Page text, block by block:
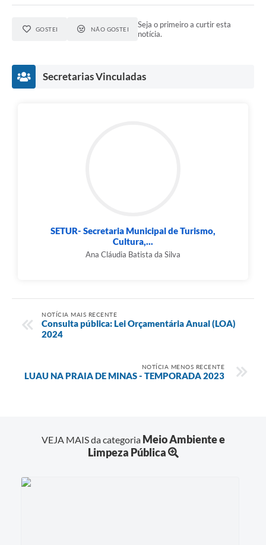
GOSTEI NÃO GOSTEI
Seja o primeiro a curtir esta
notícia.
Secretarias Vinculadas
SETUR- Secretaria Municipal de Turismo,
Cultura,...
Ana Cláudia Batista da Silva
NOTÍCIA MAIS RECENTE
Consulta pública: Lei Orçamentária Anual (LOA)
2024
NOTÍCIA MENOS RECENTE
LUAU NA PRAIA DE MINAS - TEMPORADA 2023
VEJA MAIS da categoria Meio Ambiente e
Limpeza Pública